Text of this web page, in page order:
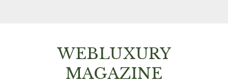
WEBLUXURY
MAGAZINE